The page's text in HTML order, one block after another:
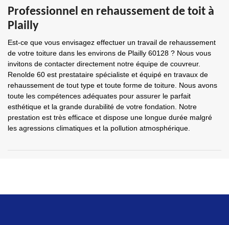
Professionnel en rehaussement de toit à
Plailly
Est-ce que vous envisagez effectuer un travail de rehaussement
de votre toiture dans les environs de Plailly 60128 ? Nous vous
invitons de contacter directement notre équipe de couvreur.
Renolde 60 est prestataire spécialiste et équipé en travaux de
rehaussement de tout type et toute forme de toiture. Nous avons
toute les compétences adéquates pour assurer le parfait
esthétique et la grande durabilité de votre fondation. Notre
prestation est très efficace et dispose une longue durée malgré
les agressions climatiques et la pollution atmosphérique.